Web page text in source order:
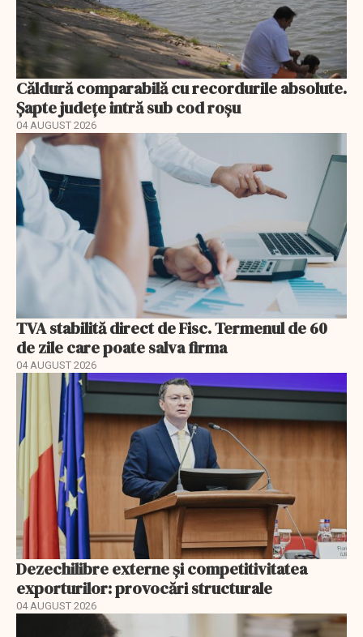
Căldură comparabilă cu recordurile absolute.
Șapte județe intră sub cod roșu
04 AUGUST 2026
TVA stabilită direct de Fisc. Termenul de 60
de zile care poate salva firma
04 AUGUST 2026
Dezechilibre externe și competitivitatea
exporturilor: provocări structurale
04 AUGUST 2026